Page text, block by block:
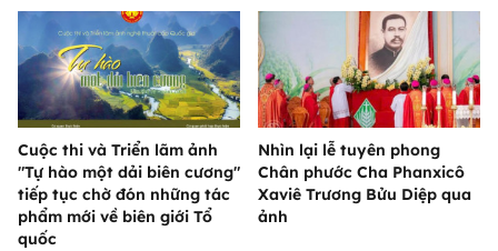
Cuộc thi và Triển lãm ảnh
"Tự hào một dải biên cương"
tiếp tục chờ đón những tác
phẩm mới về biên giới Tổ
quốc
Nhìn lại lễ tuyên phong
Chân phước Cha Phanxicô
Xaviê Trương Bửu Diệp qua
ảnh